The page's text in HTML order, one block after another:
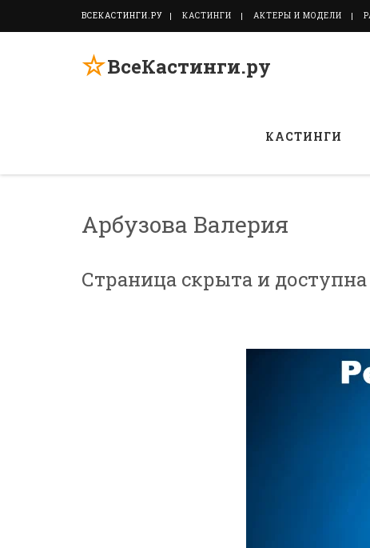
ВСЕКАСТИНГИ.РУ КАСТИНГИ АКТЕРЫ И МОДЕЛИ
☆ВсеКастинги.ру
КАСТИНГИ
Арбузова Валерия
Страница скрыта и